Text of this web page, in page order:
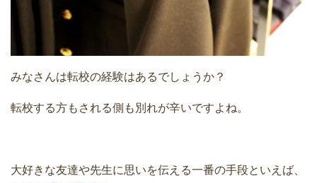
みなさんは転校の経験はあるでしょうか？
転校する方もされる側も別れが辛いですよね。
大好きな友達や先生に思いを伝える一番の手段といえば、